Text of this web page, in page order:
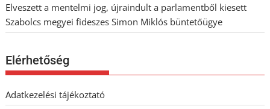
Elveszett a mentelmi jog, újraindult a parlamentből kiesett
Szabolcs megyei fideszes Simon Miklós büntetőügye
Elérhetőség
Adatkezelési tájékoztató